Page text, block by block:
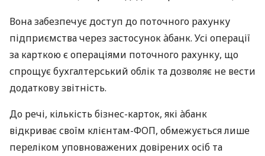
Вона забезпечує доступ до поточного рахунку
підприємства через застосунок àбанк. Усі операції
за карткою є операціями поточного рахунку, що
спрощує бухгалтерський облік та дозволяє не вести
додаткову звітність.
До речі, кількість бізнес-карток, які àбанк
відкриває своїм клієнтам-ФОП, обмежується лише
переліком уповноважених довірених осіб та